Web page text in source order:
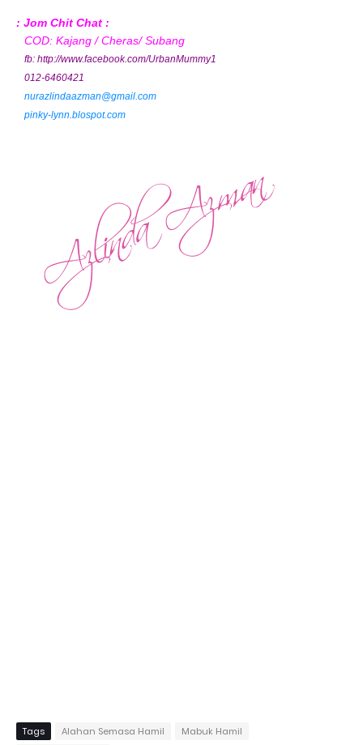
: Jom Chit Chat :
COD: Kajang / Cheras/ Subang
fb: http://www.facebook.com/UrbanMummy1
012-6460421
nurazlindaazman@gmail.com
pinky-lynn.blospot.com
Tags Alahan Semasa Hamil
Mabuk Hamil